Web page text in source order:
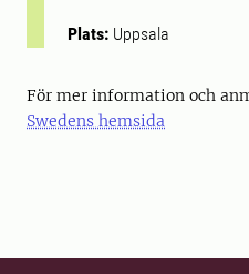
Plats: Uppsala
För mer information och
Swedens hemsida